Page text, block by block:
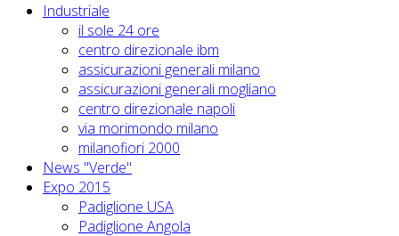
Industriale
il sole 24 ore
centro direzionale ibm
assicurazioni generali milano
assicurazioni generali mogliano
centro direzionale napoli
via morimondo milano
milanofiori 2000
News "Verde"
Expo 2015
Padiglione USA
Padiglione Angola